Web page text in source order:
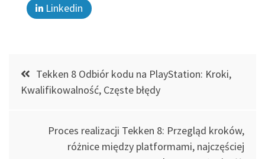
Linkedin
Post
navigation
Tekken 8 Odbiór kodu na PlayStation: Kroki,
Kwalifikowalność, Częste błędy
Proces realizacji Tekken 8: Przegląd kroków,
różnice między platformami, najczęściej